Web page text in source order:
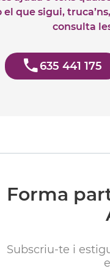
que sigui,
consulta
635 441 175
Forma
Subscriu-te i